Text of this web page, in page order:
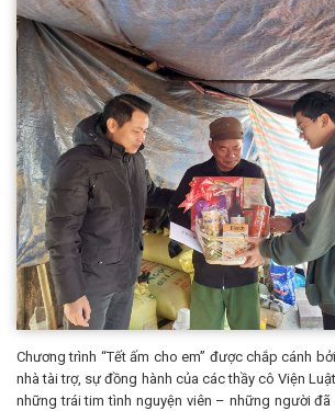
Chương trình “Tết ấm cho em” được chắp cánh
nhà tài trợ, sự đồng hành của các thầy cô Viện
những trái tim tình nguyện viên – những người